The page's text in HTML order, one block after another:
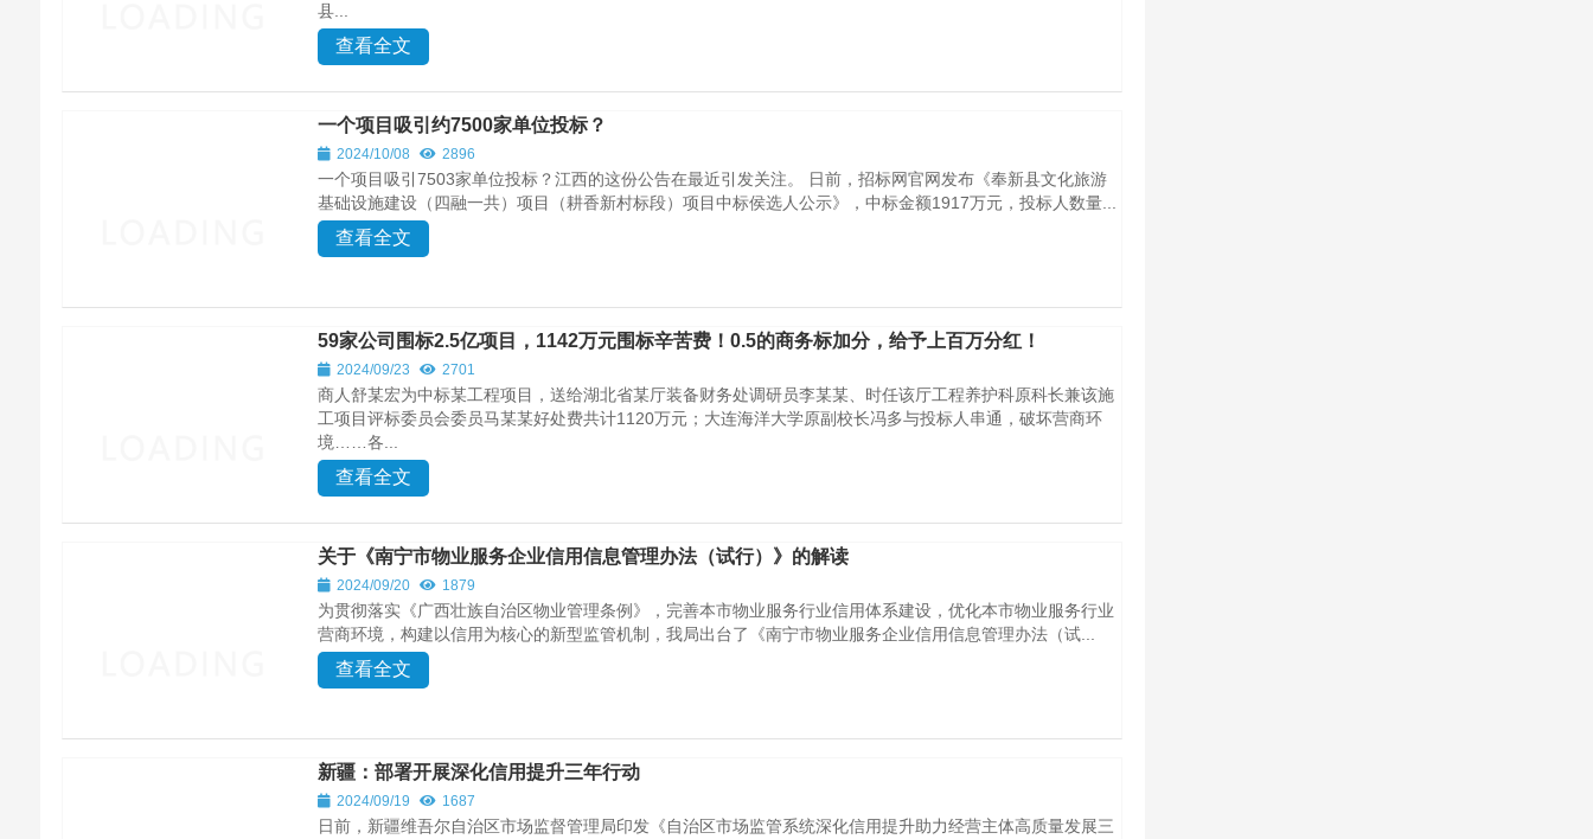
县...
查看全文
一个项目吸引约7500家单位投标？
2024/10/08 2896
一个项目吸引7503家单位投标？江西的这份公告在最近引发关注。 日前，招标网官网发布《奉新县文化旅游
基础设施建设（四融一共）项目（耕香新村标段）项目中标侯选人公示》，中标金额1917万元，投标人数量...
查看全文
59家公司围标2.5亿项目，1142万元围标辛苦费！0.5的商务标加分，给予上百万分红！
2024/09/23 2701
商人舒某宏为中标某工程项目，送给湖北省某厅装备财务处调研员李某某、时任该厅工程养护科原科长兼该施
工项目评标委员会委员马某某好处费共计1120万元；大连海洋大学原副校长冯多与投标人串通，破坏营商环
境……各...
查看全文
关于《南宁市物业服务企业信用信息管理办法（试行）》的解读
2024/09/20 1879
为贯彻落实《广西壮族自治区物业管理条例》，完善本市物业服务行业信用体系建设，优化本市物业服务行业
营商环境，构建以信用为核心的新型监管机制，我局出台了《南宁市物业服务企业信用信息管理办法（试...
查看全文
新疆：部署开展深化信用提升三年行动
2024/09/19 1687
日前，新疆维吾尔自治区市场监督管理局印发《自治区市场监管系统深化信用提升助力经营主体高质量发展三